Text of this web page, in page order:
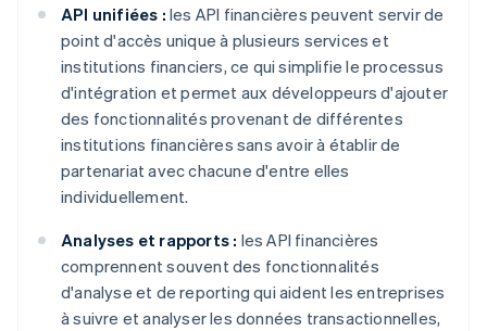
API unifiées : les API financières peuvent servir de
point d'accès unique à plusieurs services et
institutions financiers, ce qui simplifie le processus
d'intégration et permet aux développeurs d'ajouter
des fonctionnalités provenant de différentes
institutions financières sans avoir à établir de
partenariat avec chacune d'entre elles
individuellement.
Analyses et rapports : les API financières
comprennent souvent des fonctionnalités
d'analyse et de reporting qui aident les entreprises
à suivre et analyser les données transactionnelles,